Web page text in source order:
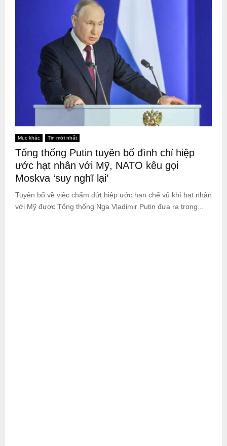
Mục khác Tin mới nhất
Tổng thống Putin tuyên bố đình chỉ hiệp
ước hạt nhân với Mỹ, NATO kêu gọi
Moskva ‘suy nghĩ lại’
Tuyên bố về việc chấm dứt hiệp ước hạn chế vũ khí hạt nhân
với Mỹ được Tổng thống Nga Vladimir Putin đưa ra trong...